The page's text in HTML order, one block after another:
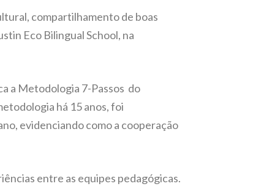
compartilhamento de boas
Eco Bilingual School, na
a Metodologia 7-Passos do
há 15 anos, foi
evidenciando como a cooperação
entre as equipes pedagógicas.